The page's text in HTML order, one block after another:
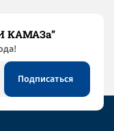
КАМАЗа”